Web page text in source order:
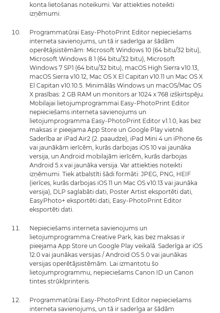
konta lietošanas noteikumi. Var attiekties noteikti
izņēmumi.
Programmatūrai Easy-PhotoPrint Editor nepieciešams
interneta savienojums, un tā ir saderīga ar šādām
operētājsistēmām: Microsoft Windows 10 (64 bitu/32 bitu),
Microsoft Windows 8.1 (64 bitu/32 bitu), Microsoft
Windows 7 SP1 (64 bitu/32 bitu), macOS High Sierra v10.13,
macOS Sierra v10.12, Mac OS X El Capitan v10.11 un Mac OS X
El Capitan v10.10.5. Minimālās Windows un macOS/Mac OS
X prasības: 2 GB RAM un monitors ar 1024 x 768 izšķirtspēju.
Mobilajai lietojumprogrammai Easy-PhotoPrint Editor
nepieciešams interneta savienojums un
lietojumprogramma Easy-PhotoPrint Editor v1.1.0, kas bez
maksas ir pieejama App Store un Google Play vietnē.
Saderība ar iPad Air2 (2. paaudze), iPad Mini 4 un iPhone 6s
vai jaunākām ierīcēm, kurās darbojas iOS 10 vai jaunāka
versija, un Android mobilajām ierīcēm, kurās darbojas
Android 5.x vai jaunāka versija. Var attiekties noteikti
izņēmumi. Tiek atbalstīti šādi formāti: JPEG, PNG, HEIF
(ierīces, kurās darbojas iOS 11 un Mac OS v10.13 vai jaunāka
versija), DLP saglabāti dati, Poster Artist eksportēti dati,
EasyPhoto+ eksportēti dati, Easy-PhotoPrint Editor
eksportēti dati.
Nepieciešams interneta savienojums un
lietojumprogramma Creative Park, kas bez maksas ir
pieejama App Store un Google Play veikalā. Saderīga ar iOS
12.0 vai jaunākas versijas / Android OS 5.0 vai jaunākas
versijas operētājsistēmām. Lai izmantotu šo
lietojumprogrammu, nepieciešams Canon ID un Canon
tintes strūklprinteris.
Programmatūrai Easy-PhotoPrint Editor nepieciešams
interneta savienojums, un tā ir saderīga ar šādām